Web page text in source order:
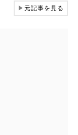
▶元記事を見る